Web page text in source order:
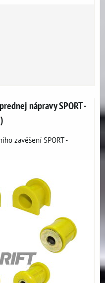
nápravy SPORT -
zavěšení SPORT -